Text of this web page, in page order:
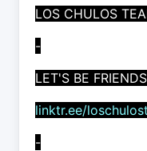
LOS CHULOS
-
LET'S BE
linktr.ee/
-